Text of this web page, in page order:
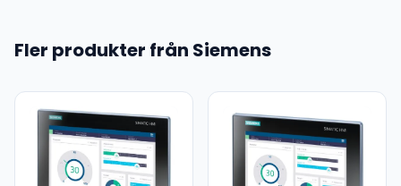
Fler produkter från Siemens